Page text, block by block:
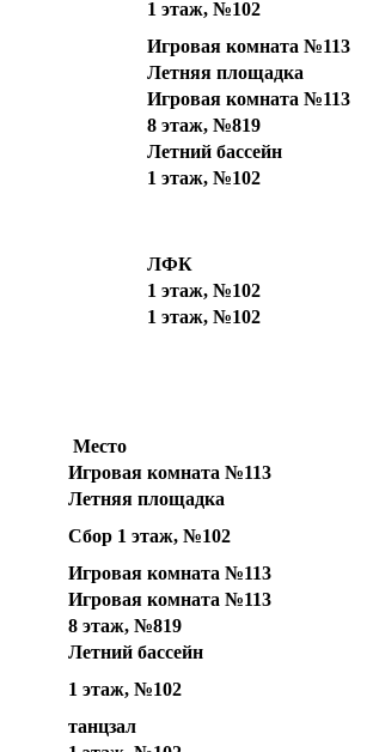
1 этаж, №102
Игровая комната №113
Летняя площадка
Игровая комната №113
8 этаж, №819
Летний бассейн
1 этаж, №102
ЛФК
1 этаж, №102
1 этаж, №102
Место
Игровая комната №113
Летняя площадка
Сбор 1 этаж, №102
Игровая комната №113
Игровая комната №113
8 этаж, №819
Летний бассейн
1 этаж, №102
танцзал